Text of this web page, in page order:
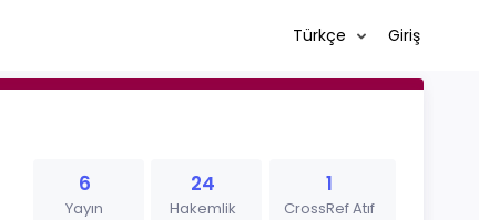
Türkçe Giriş
6
Yayın
24
Hakemlik
1
CrossRef Atıf